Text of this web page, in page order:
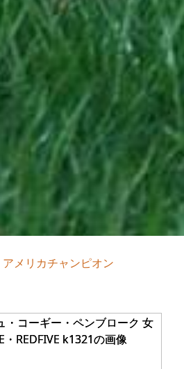
アメリカチャンピオン